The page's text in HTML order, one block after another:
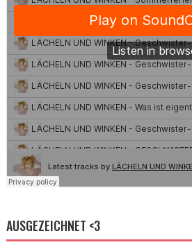
AUSGEZEICHNET <3